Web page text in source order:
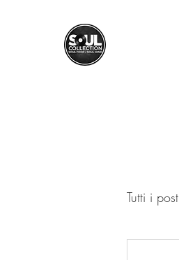
Tutti i post